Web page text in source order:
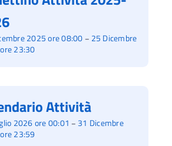
2025 ore 08:00 – 25 Dicembre
23:30
2026 ore 00:01 – 31 Dicembre
23:59
Attività